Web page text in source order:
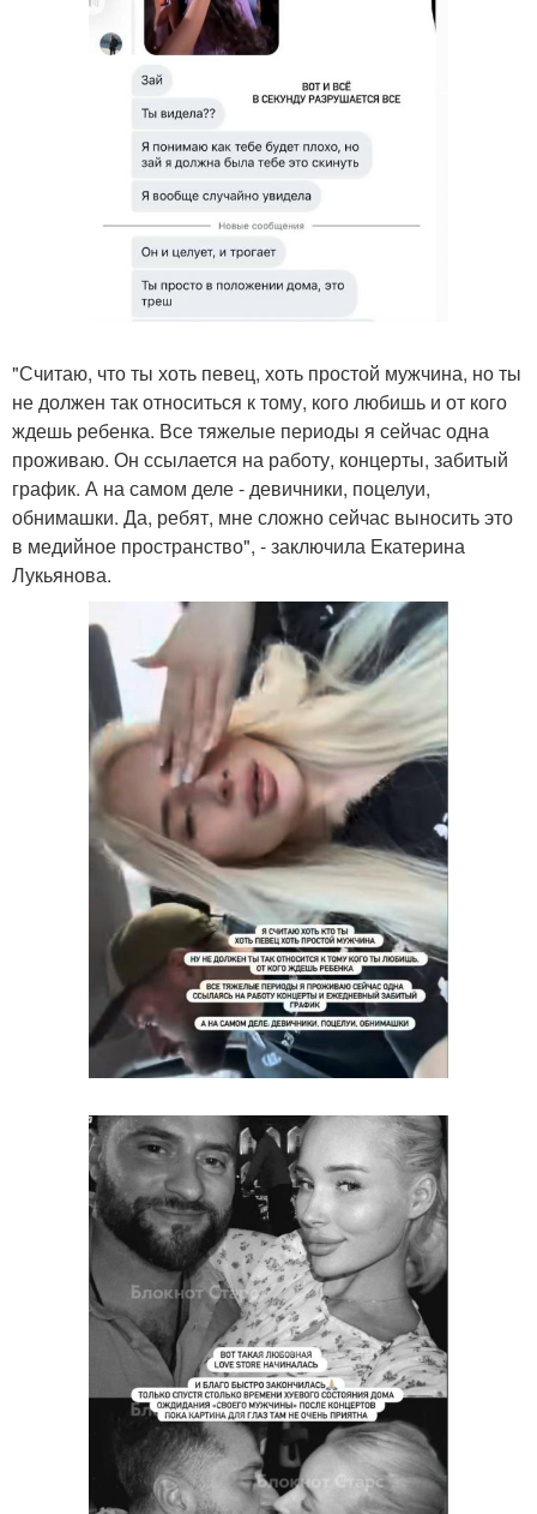
"Считаю, что ты хоть певец, хоть простой мужчина, но ты
не должен так относиться к тому, кого любишь и от кого
ждешь ребенка. Все тяжелые периоды я сейчас одна
проживаю. Он ссылается на работу, концерты, забитый
график. А на самом деле - девичники, поцелуи,
обнимашки. Да, ребят, мне сложно сейчас выносить это
в медийное пространство", - заключила Екатерина
Лукьянова.